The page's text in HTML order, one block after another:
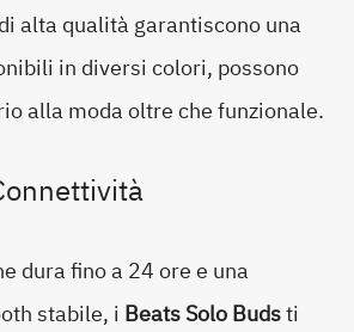
alta qualità garantiscono una
in diversi colori, possono
alla moda oltre che funzionale.
dura fino a 24 ore e una
stabile, i Beats Solo Budsti